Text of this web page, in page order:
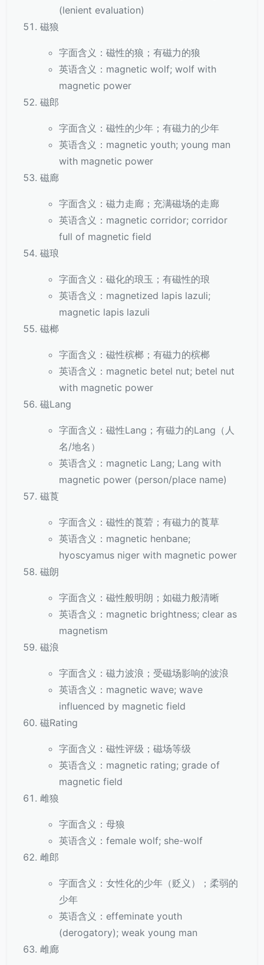
(lenient evaluation)
磁狼
字面含义：磁性的狼；有磁力的狼
英语含义：magnetic wolf; wolf with
magnetic power
磁郎
字面含义：磁性的少年；有磁力的少年
英语含义：magnetic youth; young man
with magnetic power
磁廊
字面含义：磁力走廊；充满磁场的走廊
英语含义：magnetic corridor; corridor
full of magnetic field
磁琅
字面含义：磁化的琅玉；有磁性的琅
英语含义：magnetized lapis lazuli;
magnetic lapis lazuli
磁榔
字面含义：磁性槟榔；有磁力的槟榔
英语含义：magnetic betel nut; betel nut
with magnetic power
磁Lang
字面含义：磁性Lang；有磁力的Lang（人
名/地名）
英语含义：magnetic Lang; Lang with
magnetic power (person/place name)
磁莨
字面含义：磁性的莨菪；有磁力的莨草
英语含义：magnetic henbane;
hyoscyamus niger with magnetic power
磁朗
字面含义：磁性般明朗；如磁力般清晰
英语含义：magnetic brightness; clear as
magnetism
磁浪
字面含义：磁力波浪；受磁场影响的波浪
英语含义：magnetic wave; wave
influenced by magnetic field
磁Rating
字面含义：磁性评级；磁场等级
英语含义：magnetic rating; grade of
magnetic field
雌狼
字面含义：母狼
英语含义：female wolf; she-wolf
雌郎
字面含义：女性化的少年（贬义）；柔弱的
少年
英语含义：effeminate youth
(derogatory); weak young man
雌廊